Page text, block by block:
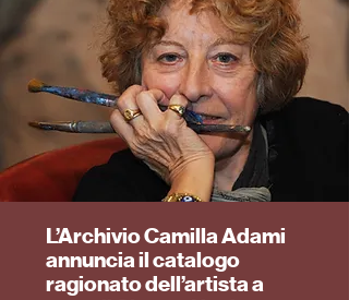
L’Archivio Camilla Adami
annuncia il catalogo
ragionato dell’artista a